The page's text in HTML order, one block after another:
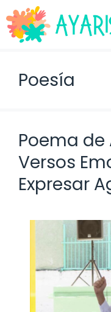
Saltar
al
contenido
Poesía
Poema de
Versos
Expresar